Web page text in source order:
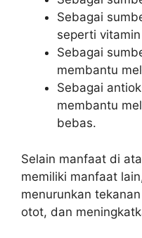
Sebagai
seperti
Sebagai
membantu
Sebagai
membantu
bebas.
Selain manfaat di
memiliki manfaat
menurunkan
otot, dan